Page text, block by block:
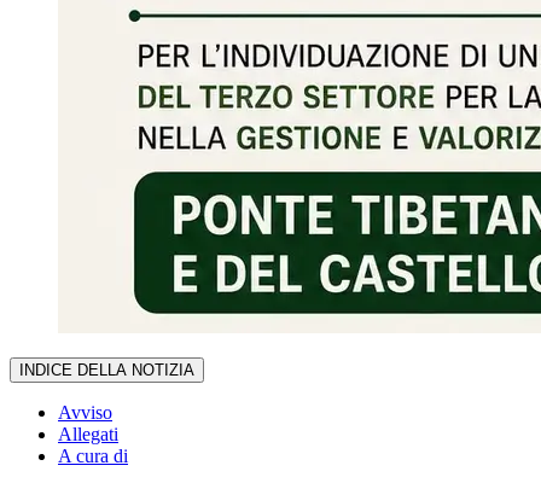
INDICE DELLA NOTIZIA
Avviso
Allegati
A cura di